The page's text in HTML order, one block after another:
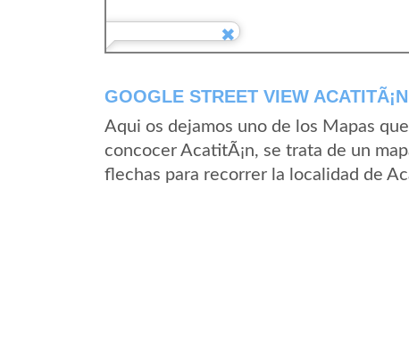
GOOGLE STREET VIEW
Aqui os dejamos uno de los Mapas
concocer AcatitÃ¡n, se trata de un
flechas para recorrer la localidad de